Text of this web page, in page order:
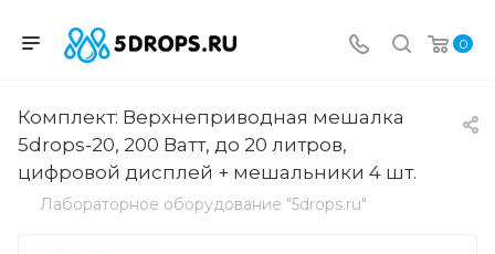
0
Комплект: Верхнеприводная мешалка
5drops-20, 200 Ватт, до 20 литров,
цифровой дисплей + мешальники 4 шт.
Лабораторное оборудование "5drops.ru"